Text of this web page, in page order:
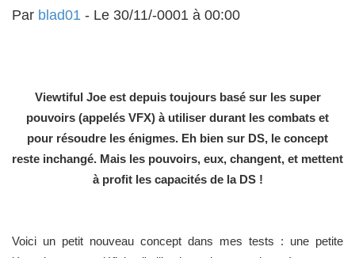
Par blad01 - Le 30/11/-0001 à 00:00
Viewtiful Joe est depuis toujours basé sur les super
pouvoirs (appelés VFX) à utiliser durant les combats et
pour résoudre les énigmes. Eh bien sur DS, le concept
reste inchangé. Mais les pouvoirs, eux, changent, et mettent
à profit les capacités de la DS !
Voici un petit nouveau concept dans mes tests : une petite